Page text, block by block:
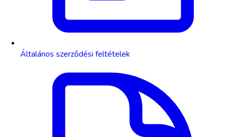
Általános szerződési feltételek